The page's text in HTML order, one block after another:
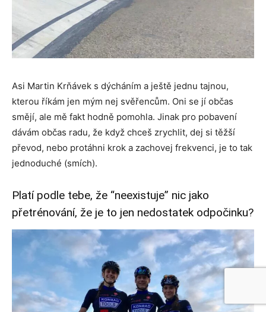
Asi Martin Krňávek s dýcháním a ještě jednu tajnou,
kterou říkám jen mým nej svěřencům. Oni se jí občas
smějí, ale mě fakt hodně pomohla. Jinak pro pobavení
dávám občas radu, že když chceš zrychlit, dej si těžší
převod, nebo protáhni krok a zachovej frekvenci, je to tak
jednoduché (smích).
Platí podle tebe, že “neexistuje” nic jako
přetrénování, že je to jen nedostatek odpočinku?